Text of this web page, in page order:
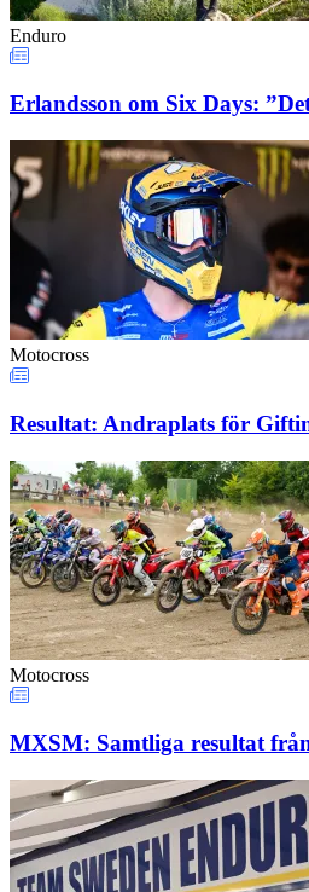
Enduro
Erlandsson om Six Days:
Motocross
Resultat: Andraplats för
Motocross
MXSM: Samtliga resultat